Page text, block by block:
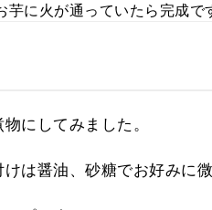
に火が通っていたら完成で
にしてみました。
は醤油、砂糖でお好みに